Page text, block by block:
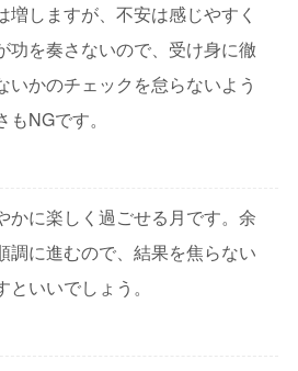
しますが、不安は感じやすく
功を奏さないので、受け身に徹
いかのチェックを怠らないよう
NGです。
かに楽しく過ごせる月です。余
調に進むので、結果を焦らない
いいでしょう。